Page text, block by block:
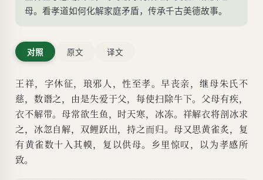
母。看孝道如何化解家庭矛盾，传承千古美德故事。
对照 原文 译文
王祥，字休征，琅邪人，性至孝。早丧亲，继母朱氏不
慈，数谮之，由是失爱于父，每使扫除牛下。父母有疾，
衣不解带。母常欲生鱼，时天寒，冰冻。祥解衣将剖冰求
之，冰忽自解，双鲤跃出，持之而归。母又思黄雀炙，复
有黄雀数十入其幙，复以供母。乡里惊叹，以为孝感所
致。